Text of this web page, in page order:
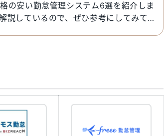
の安い勤怠管理システム6選を紹介しま
説しているので、ぜひ参考にしてみて